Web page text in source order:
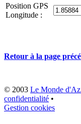
Position GPS
Longitude :
Retour à la page
© 2003 Le Monde
confidentialité •
Gestion cookies